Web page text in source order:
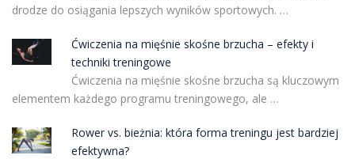
drodze do osiągania lepszych wyników sportowych. …
Ćwiczenia na mięśnie skośne brzucha – efekty i
techniki treningowe
Ćwiczenia na mięśnie skośne brzucha są kluczowym
elementem każdego programu treningowego, ale …
Rower vs. bieżnia: która forma treningu jest bardziej
efektywna?